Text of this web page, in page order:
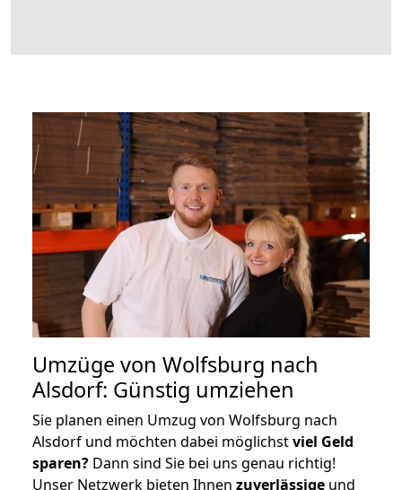
Umzüge von Wolfsburg nach
Alsdorf: Günstig umziehen
Sie planen einen Umzug von Wolfsburg nach
Alsdorf und möchten dabei möglichstviel Geld
sparen? Dann sind Sie bei uns genau richtig!
Unser Netzwerk bieten Ihnen zuverlässige und